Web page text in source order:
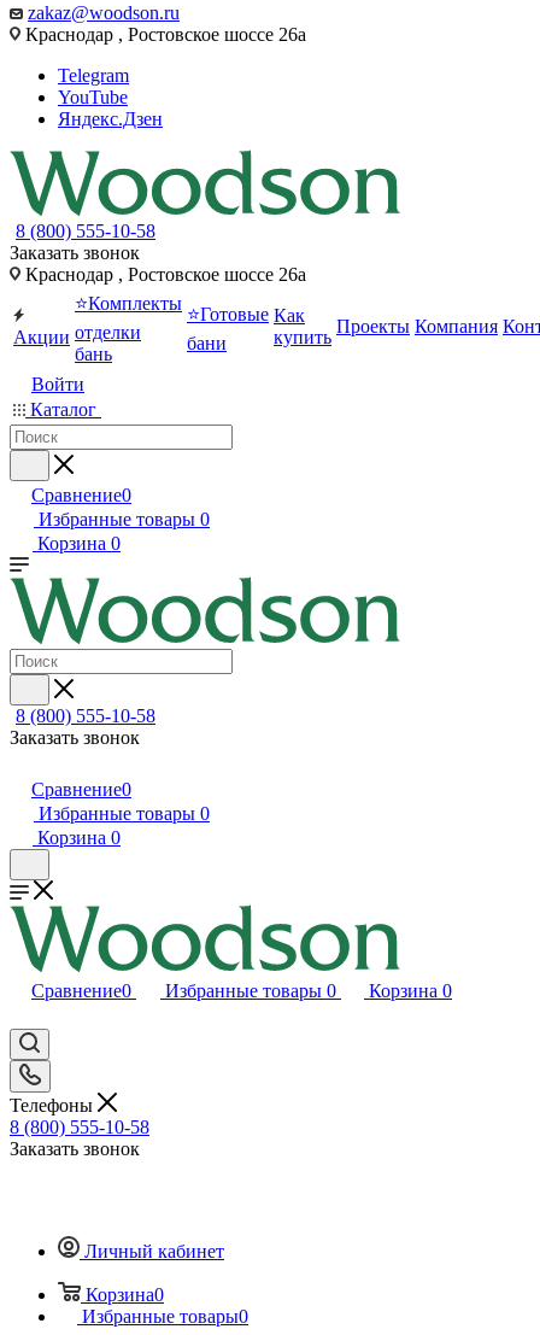
zakaz@woodson.ru
Краснодар , Ростовское шоссе 26а
Telegram
YouTube
Яндекс.Дзен
8 (800) 555-10-58
Заказать звонок
Краснодар , Ростовское шоссе 26а
Акции
⭐Комплекты
отделки
бань
⭐Готовые
бани
Как
купить
Проекты Компания
Войти
Каталог
Сравнение0
Избранные товары 0
Корзина 0
8 (800) 555-10-58
Заказать звонок
Сравнение0
Избранные товары 0
Корзина 0
Сравнение0 Избранные товары 0 Корзина 0
Телефоны
8 (800) 555-10-58
Заказать звонок
Личный кабинет
Корзина0
Избранные товары0